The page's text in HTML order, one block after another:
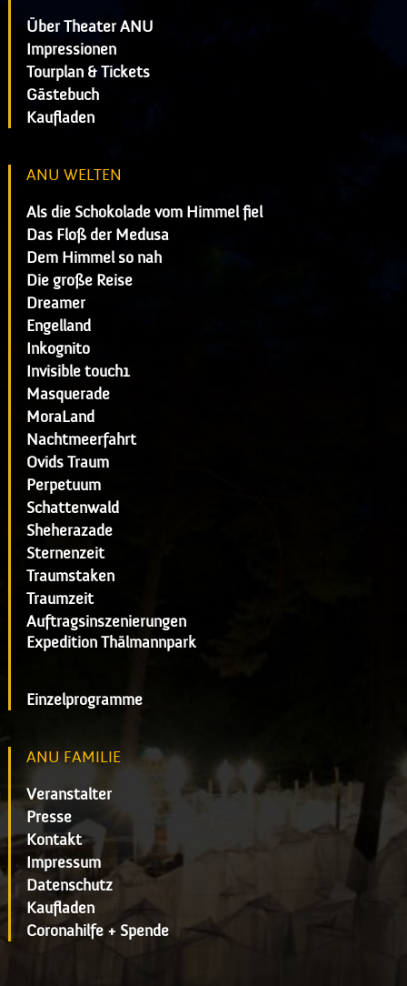
Über Theater ANU
Impressionen
Tourplan & Tickets
Gästebuch
Kaufladen
ANU WELTEN
Als die Schokolade vom Himmel fiel
Das Floß der Medusa
Dem Himmel so nah
Die große Reise
Dreamer
Engelland
Inkognito
Invisible touch1
Masquerade
MoraLand
Nachtmeerfahrt
Ovids Traum
Perpetuum
Schattenwald
Sheherazade
Sternenzeit
Traumstaken
Traumzeit
Auftragsinszenierungen
Expedition Thälmannpark
Einzelprogramme
ANU FAMILIE
Veranstalter
Presse
Kontakt
Impressum
Datenschutz
Kaufladen
Coronahilfe + Spende